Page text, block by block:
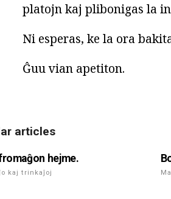
platojn kaj plibonigas la
Ni esperas, ke la ora
Ĝuu vian apetiton.
articles
hejme.
kaj trinkaĵoj